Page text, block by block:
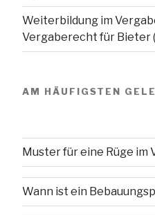
Weiterbildung im
Vergaberecht für Bieter
AM HÄUFIGSTEN
Muster für eine Rüge im
Wann ist ein